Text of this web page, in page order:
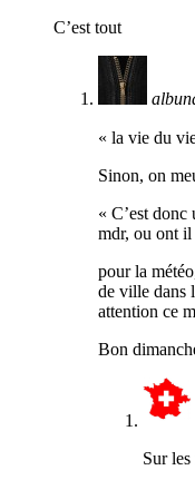
C’est tout
« la vie du
Sinon, on
« C’est
mdr, ou ont il
pour la
de ville dans
attention ce
Bon
Sur